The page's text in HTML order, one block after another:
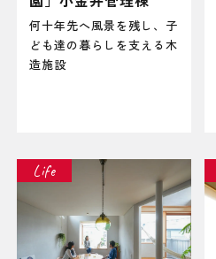
何十年先へ風景を残し、子
ども達の暮らしを支える木
造施設
Life